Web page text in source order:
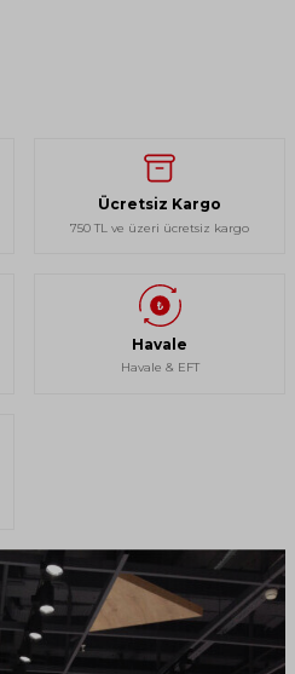
Ücretsiz Kargo
750 TL ve üzeri ücretsiz kargo
Havale
Havale & EFT